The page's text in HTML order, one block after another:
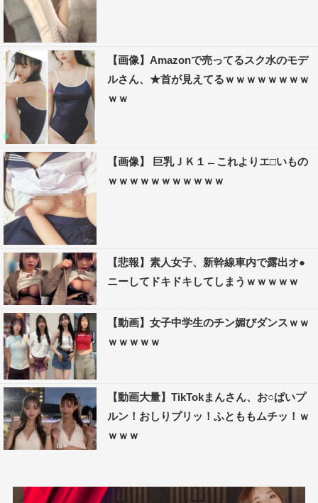
【画像】Amazonで売ってるスク水のモデ
ルさん、★首が見えてるｗｗｗｗｗｗｗｗ
ｗｗ
【画像】 巨乳ＪＫ１←これよりエ□いもの
ｗｗｗｗｗｗｗｗｗｗｗ
【悲報】素人女子、新幹線車内で露出オ●
ニーしてドキドキしてしまうｗｗｗｗｗ
【動画】女子中学生のチン媚びダンスｗｗ
ｗｗｗｗｗ
【動画大量】TikTokまんさん、お○ぱいプ
ルン！おしりプリッ！ふとももムチッ！ｗ
ｗｗｗ